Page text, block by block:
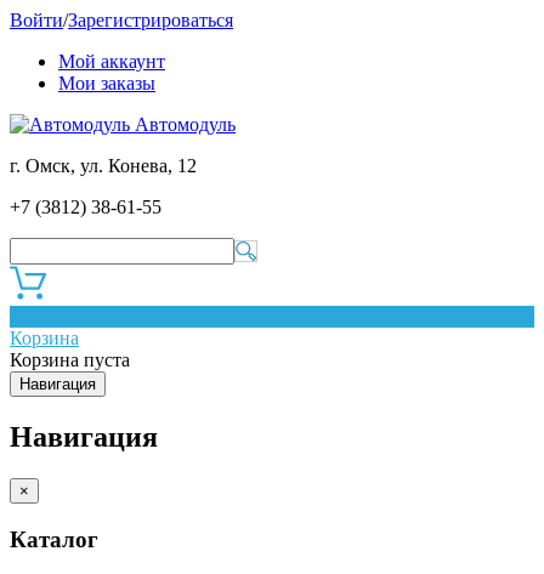
Войти/Зарегистрироваться
Мой аккаунт
Мои заказы
Автомодуль
г. Омск, ул. Конева, 12
+7 (3812) 38-61-55
Корзина
Корзина пуста
Навигация
Навигация
×
Каталог